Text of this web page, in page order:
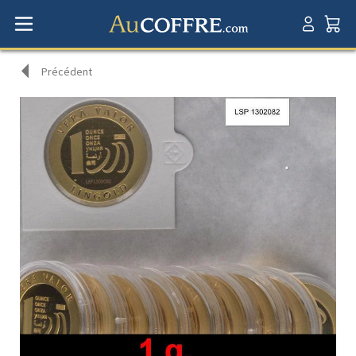
Précédent